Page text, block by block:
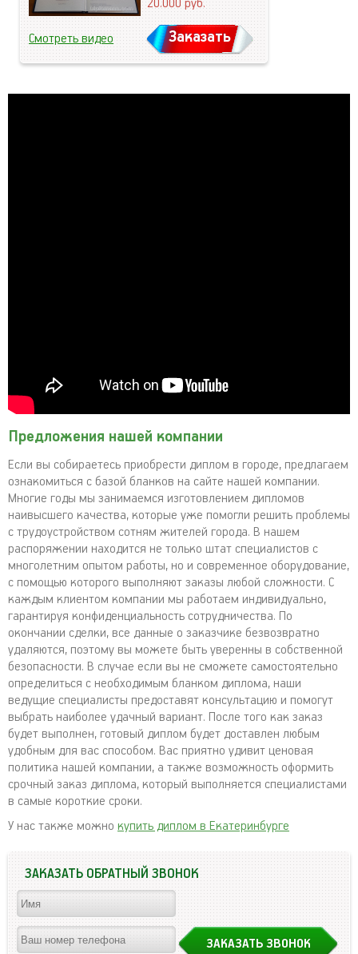
20.000руб.
Смотреть видео Заказать
Предложения нашей компании
Если вы собираетесь приобрести диплом в городе, предлагаем
ознакомиться с базой бланков на сайте нашей компании.
Многие годы мы занимаемся изготовлением дипломов
наивысшего качества, которые уже помогли решить проблемы
с трудоустройством сотням жителей города. В нашем
распоряжении находится не только штат специалистов с
многолетним опытом работы, но и современное оборудование,
с помощью которого выполняют заказы любой сложности. С
каждым клиентом компании мы работаем индивидуально,
гарантируя конфиденциальность сотрудничества. По
окончании сделки, все данные о заказчике безвозвратно
удаляются, поэтому вы можете быть уверенны в собственной
безопасности. В случае если вы не сможете самостоятельно
определиться с необходимым бланком диплома, наши
ведущие специалисты предоставят консультацию и помогут
выбрать наиболее удачный вариант. После того как заказ
будет выполнен, готовый диплом будет доставлен любым
удобным для вас способом. Вас приятно удивит ценовая
политика нашей компании, а также возможность оформить
срочный заказ диплома, который выполняется специалистами
в самые короткие сроки.
У нас также можно купить диплом в Екатеринбурге
ЗАКАЗАТЬ ОБРАТНЫЙ ЗВОНОК